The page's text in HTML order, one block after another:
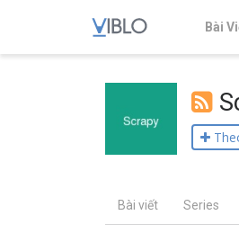
Bài
Bài viết Series